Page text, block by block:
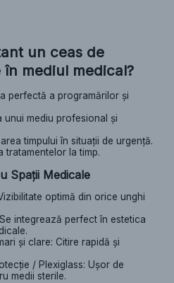
un ceas de
mediul medical?
perfectă a programărilor și
unui mediu profesional și
timpului în situații de urgență.
tratamentelor la timp.
Spații Medicale
optimă din orice unghi
integrează perfect în estetica
și clare: Citire rapidă și
/ Plexiglass: Ușor de
medii sterile.